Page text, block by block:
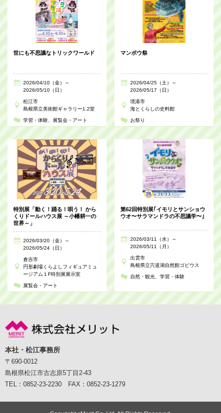
世にも不思議なトリックワールド
2026/04/10（金）～
2026/05/10（日）
松江市
島根県立美術館ギャラリー1.2室
学習・体験 展覧会・アート
マンボウ祭
2026/04/25（土）～
2026/05/17（日）
境港市
海とくらしの史料館
お祭り
特別展「動く！踊る！唄う！ から
くりドールハウス展 ～小幡耕一の
世界～」
2026/03/20（金）～
2026/05/24（日）
倉吉市
円形劇場くらよしフィギュアミュ
ージアム１F特別展展示室
展覧会・アート
第62回特別展｢イモリとサンショウ
ウオ〜サラマンドラの不思議学〜｣
2026/03/11（水）～
2026/05/11（月）
出雲市
島根県立宍道湖自然館ゴビウス
自然・観光 学習・体験
本社・松江事務所
〒690-0012
島根県松江市古志原5丁目2-43
TEL：0852-23-2230 FAX：0852-23-1279